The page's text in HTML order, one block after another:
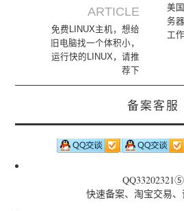
Post navigation
ARTICLE
免费LINUX主机，想给
旧电脑找一个体积小，
运行快的LINUX，请推
荐下
美
务
工作
备案客服
QQ33202321⑤
快速备案、淘宝交易